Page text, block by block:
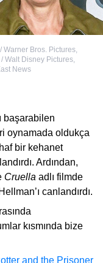
Warner Bros. Pictures,
Walt Disney Pictures,
News
başarabilen
oynamada oldukça
bir kehanet
Ardından,
Cruella adlı filmde
canlandırdı.
kısmında bize
and the Prisoner